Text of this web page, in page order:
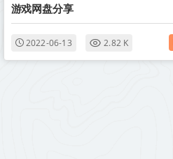
游戏网盘分享
2022-06-13 2.82 K